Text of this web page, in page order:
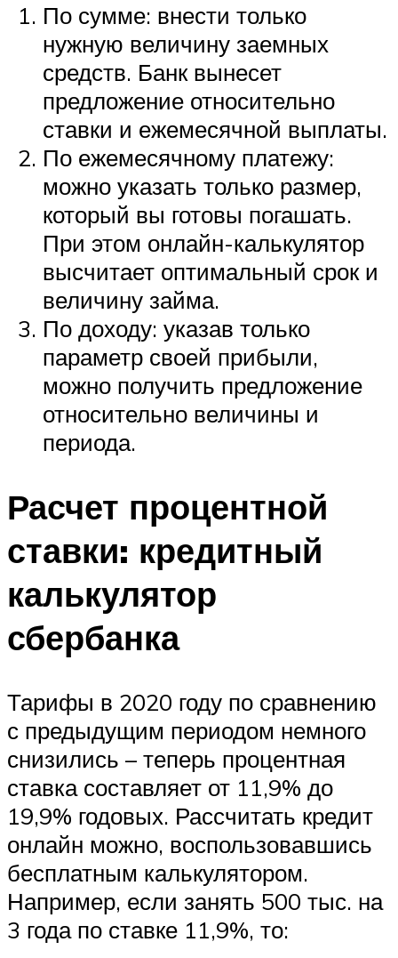
По сумме: внести только
нужную величину заемных
средств. Банк вынесет
предложение относительно
ставки и ежемесячной выплаты.
По ежемесячному платежу:
можно указать только размер,
который вы готовы погашать.
При этом онлайн-калькулятор
высчитает оптимальный срок и
величину займа.
По доходу: указав только
параметр своей прибыли,
можно получить предложение
относительно величины и
периода.
Расчет процентной
ставки: кредитный
калькулятор
сбербанка
Тарифы в 2020 году по сравнению
с предыдущим периодом немного
снизились – теперь процентная
ставка составляет от 11,9% до
19,9% годовых. Рассчитать кредит
онлайн можно, воспользовавшись
бесплатным калькулятором.
Например, если занять 500 тыс. на
3 года по ставке 11,9%, то: